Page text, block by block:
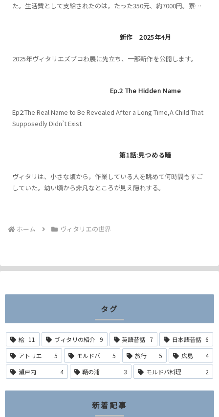
た。生活費として支給されたのは，たった350元、約7000円。寮は
新作 2025年4月
2025年ヴィタリエズブコわ展に先立ち、一部新作を公開します。
Ep.2 The Hidden Name
Ep2:The Real Name to Be Revealed After a Long Time,A Child That
Supposedly Didn’t Exist
第1話:見つめる瞳
ヴィタリは、小さな頃から，作業している人を眺めて何時間もすご
していた。幼い頃から非凡なところが見え隠れする。
ホーム ヴィタリエの世界
タグ
絵 11 ヴィタリの紹介 9 英語昔話 7 日本語昔話 6
アトリエ
5 モルドバ 5 旅行 5 広島
4
瀬戸内
4 鞆の浦 3 モルドバ料理 2
新着記事